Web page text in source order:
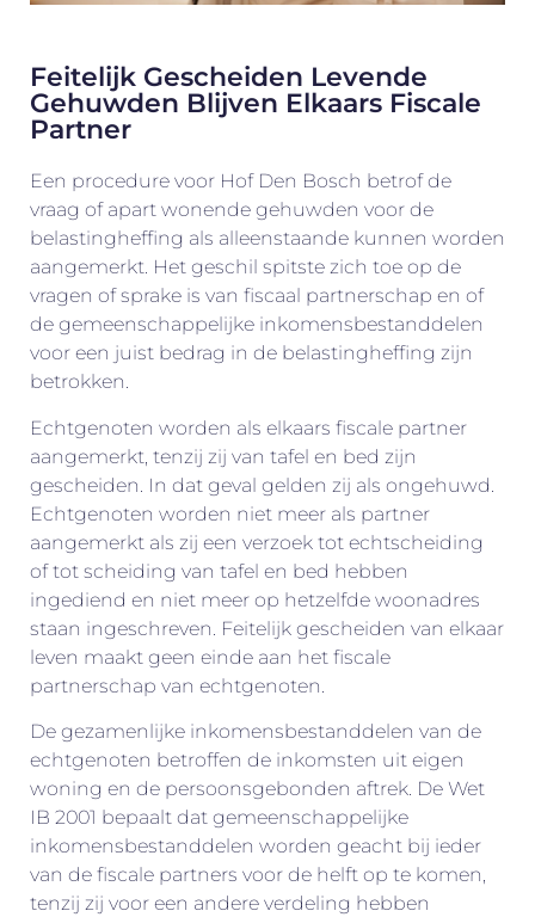
Feitelijk Gescheiden Levende
Gehuwden Blijven Elkaars Fiscale
Partner
Een procedure voor Hof Den Bosch betrof de
vraag of apart wonende gehuwden voor de
belastingheffing als alleenstaande kunnen worden
aangemerkt. Het geschil spitste zich toe op de
vragen of sprake is van fiscaal partnerschap en of
de gemeenschappelijke inkomensbestanddelen
voor een juist bedrag in de belastingheffing zijn
betrokken.
Echtgenoten worden als elkaars fiscale partner
aangemerkt, tenzij zij van tafel en bed zijn
gescheiden. In dat geval gelden zij als ongehuwd.
Echtgenoten worden niet meer als partner
aangemerkt als zij een verzoek tot echtscheiding
of tot scheiding van tafel en bed hebben
ingediend en niet meer op hetzelfde woonadres
staan ingeschreven. Feitelijk gescheiden van elkaar
leven maakt geen einde aan het fiscale
partnerschap van echtgenoten.
De gezamenlijke inkomensbestanddelen van de
echtgenoten betroffen de inkomsten uit eigen
woning en de persoonsgebonden aftrek. De Wet
IB 2001 bepaalt dat gemeenschappelijke
inkomensbestanddelen worden geacht bij ieder
van de fiscale partners voor de helft op te komen,
tenzij zij voor een andere verdeling hebben